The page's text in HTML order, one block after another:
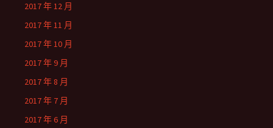
2017 年 12 月
2017 年 11 月
2017 年 10 月
2017 年 9 月
2017 年 8 月
2017 年 7 月
2017 年 6 月